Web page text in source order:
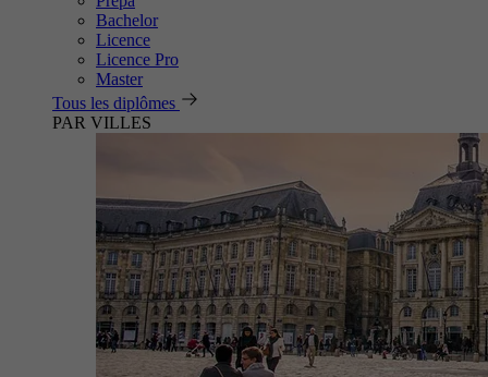
Bachelor
Licence
Licence Pro
Master
Tous les diplômes
PAR VILLES